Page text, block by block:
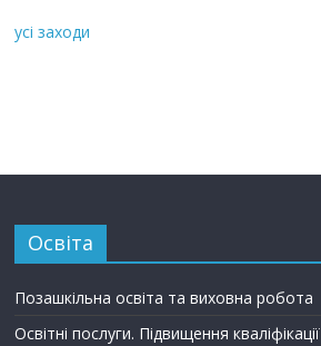
усі заходи
Освіта
Позашкільна освіта та виховна робота
Освітні послуги. Підвищення кваліфікації